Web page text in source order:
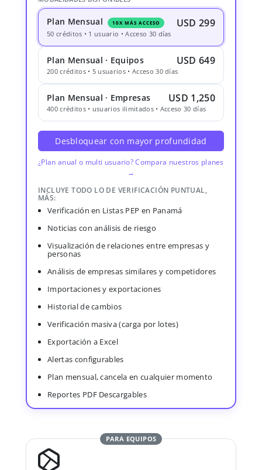
Plan Mensual 10X MÁS ACCESO USD 299
50 créditos • 1 usuario • Acceso 30 días
Plan Mensual · Equipos USD 649
200 créditos • 5 usuarios • Acceso 30 días
Plan Mensual · Empresas USD 1,250
400 créditos • usuarios ilimitados • Acceso 30 días
Desbloquear con mayor profundidad
¿Plan anual o multi usuario? Compara nuestros planes
→
INCLUYE TODO LO DE VERIFICACIÓN PUNTUAL,
MÁS:
Verificación en Listas PEP en Panamá
Noticias con análisis de riesgo
Visualización de relaciones entre empresas y
personas
Análisis de empresas similares y competidores
Importaciones y exportaciones
Historial de cambios
Verificación masiva (carga por lotes)
Exportación a Excel
Alertas configurables
Plan mensual, cancela en cualquier momento
Reportes PDF Descargables
PARA EQUIPOS